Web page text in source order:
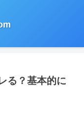
る？基本的に